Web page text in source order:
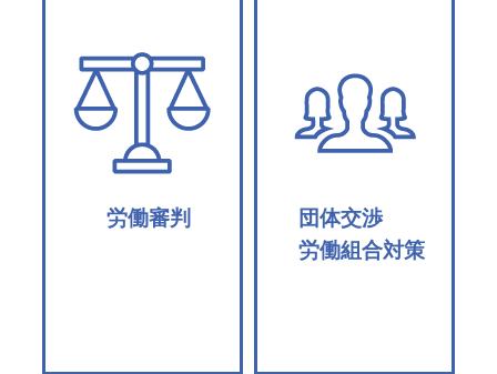
労働審判
団体交渉
労働組合対策